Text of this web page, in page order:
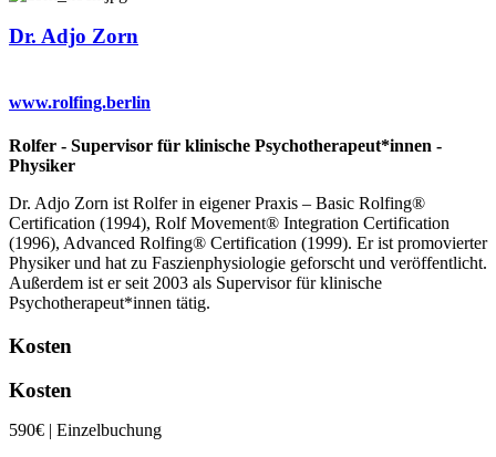
Dr. Adjo Zorn
www.rolfing.berlin
Rolfer - Supervisor für klinische Psychotherapeut*innen -
Physiker
Dr. Adjo Zorn ist Rolfer in eigener Praxis – Basic Rolfing®
Certification (1994), Rolf Movement® Integration Certification
(1996), Advanced Rolfing® Certification (1999). Er ist promovierter
Physiker und hat zu Faszienphysiologie geforscht und veröffentlicht.
Außerdem ist er seit 2003 als Supervisor für klinische
Psychotherapeut*innen tätig.
Kosten
Kosten
590€ | Einzelbuchung